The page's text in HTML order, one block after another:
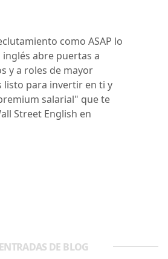
como ASAP lo
inglés abre puertas a
y a roles de mayor
listo para invertir en ti y
salarial" que te
Street English en
DE BLOG